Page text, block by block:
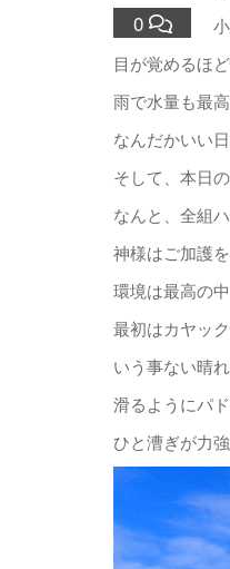
0
目が覚めるほ
雨で水量も最
なんだかいい
そして、本日の
なんと、全組ハ
神様はご加護
環境は最高の
最初はカヤック
いう事ない晴
滑るようにパ
ひと漕ぎが力